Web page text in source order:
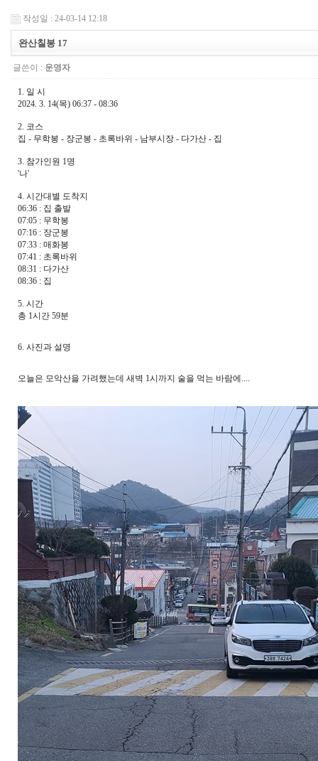
작성일 : 24-03-14 12:18
완산칠봉 17
글쓴이 : 운영자
1. 일 시
2024. 3. 14(목) 06:37 - 08:36
2. 코스
집 - 무학봉 - 장군봉 - 초록바위 - 남부시장 - 다가산 - 집
3. 참가인원 1명
'나'
4. 시간대별 도착지
06:36 : 집 출발
07:05 : 무학봉
07:16 : 장군봉
07:33 : 매화봉
07:41 : 초록바위
08:31 : 다가산
08:36 : 집
5. 시간
총 1시간 59분
6. 사진과 설명
오늘은 모악산을 가려했는데 새벽 1시까지 술을 먹는 바람에....